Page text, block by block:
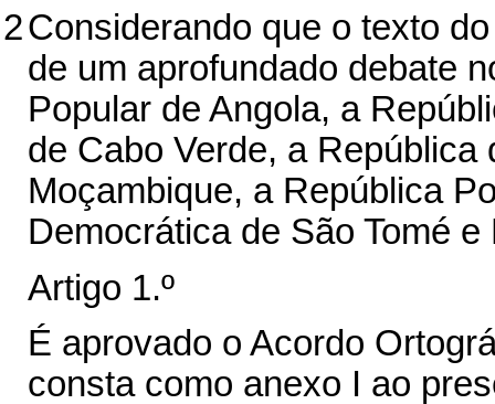
2Considerando que o texto
de um aprofundado debate
Popular de Angola, a
de Cabo Verde, a
Moçambique, a República
Democrática de São Tomé
Artigo 1.º
É aprovado o Acordo
consta como anexo I ao